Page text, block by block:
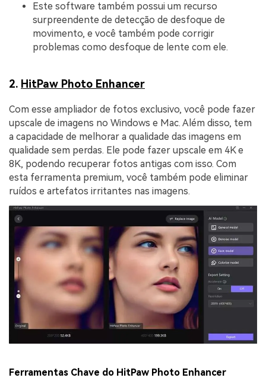
Este software também possui um recurso
surpreendente de detecção de desfoque de
movimento, e você também pode corrigir
problemas como desfoque de lente com ele.
2. HitPaw Photo Enhancer
Com esse ampliador de fotos exclusivo, você pode fazer
upscale de imagens no Windows e Mac. Além disso, tem
a capacidade de melhorar a qualidade das imagens em
qualidade sem perdas. Ele pode fazer upscale em 4K e
8K, podendo recuperar fotos antigas com isso. Com
esta ferramenta premium, você também pode eliminar
ruídos e artefatos irritantes nas imagens.
Ferramentas Chave do HitPaw Photo Enhancer